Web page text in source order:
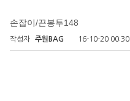
손잡이/끈봉투148
작성자 주원BAG 16-10-20 00:30